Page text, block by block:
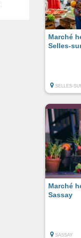
Marché
Selles-
SELLES-
Marché
Sassay
SASSAY